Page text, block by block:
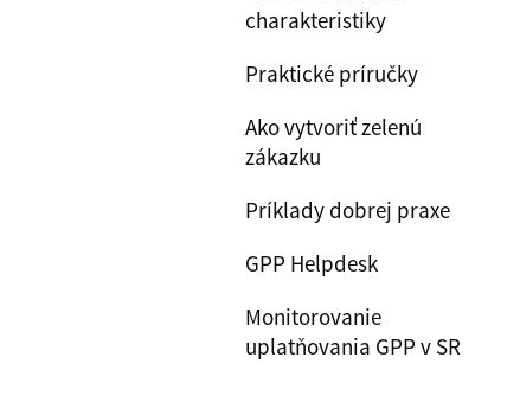
charakteristiky
Praktické príručky
Ako vytvoriť zelenú
zákazku
Príklady dobrej praxe
GPP Helpdesk
Monitorovanie
uplatňovania GPP v SR